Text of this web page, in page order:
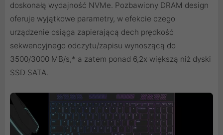
doskonałą wydajność NVMe. Pozbawiony DRAM design
oferuje wyjątkowe parametry, w efekcie czego
urządzenie osiąga zapierającą dech prędkość
sekwencyjnego odczytu/zapisu wynoszącą do
3500/3000 MB/s,* a zatem ponad 6,2x większą niż dyski
SSD SATA.